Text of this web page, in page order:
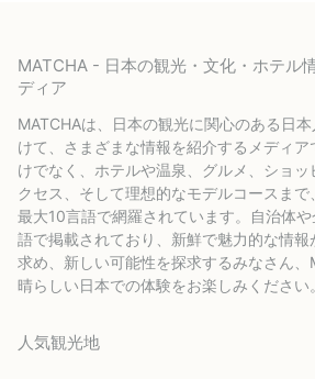
MATCHA - 日本の観光・文化・ホテル
ディア
MATCHAは、日本の観光に関心のある日
けて、さまざまな情報を紹介するメディ
けでなく、ホテルや温泉、グルメ、ショ
クセス、そして理想的なモデルコースま
最大10言語で網羅されています。自治体
語で掲載されており、新鮮で魅力的な情
求め、新しい可能性を探求するみなさん
晴らしい日本での体験をお楽しみください。
人気観光地